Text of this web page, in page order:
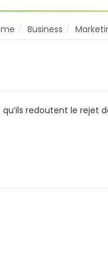
Business
redoutent le rejet